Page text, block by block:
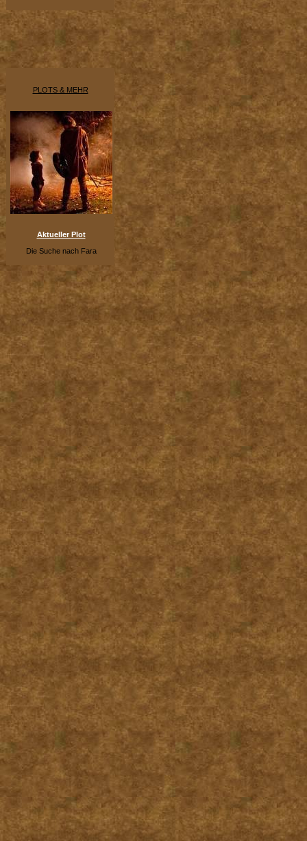
PLOTS & MEHR
Aktueller Plot
Die Suche nach Fara